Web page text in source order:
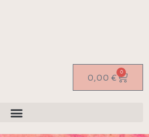
0,00 € 0